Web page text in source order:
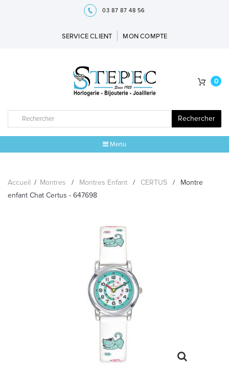
03 87 87 48 56
SERVICE CLIENT MON COMPTE
Rechercher
0
Menu
MARQUES
MONTRES
LES GEORGETTES
SWAROVSKI
BONNES AFFAIRES
CARTES CADEAUX
IDÉE CADEAUX
QUI SOMMES NOUS
Accueil / Montres / Montres Enfant / CERTUS /
Montre
enfant Chat Certus - 647698